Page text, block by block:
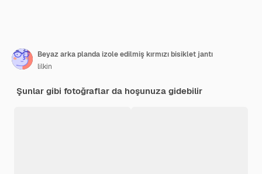
Beyaz arka planda izole edilmiş kırmızı bisiklet jantı
lilkin
Şunlar gibi fotoğraflar da hoşunuza gidebilir